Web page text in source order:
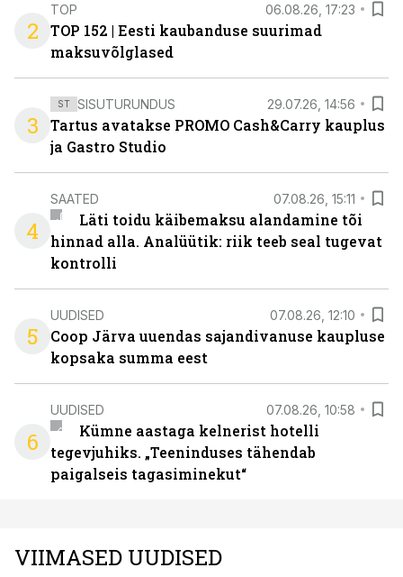
2
TOP 06.08.26, 17:23
TOP 152 | Eesti kaubanduse suurimad
maksuvõlglased
3
ST SISUTURUNDUS 29.07.26, 14:56
Tartus avatakse PROMO Cash&Carry kauplus
ja Gastro Studio
4
SAATED 07.08.26, 15:11
Läti toidu käibemaksu alandamine tõi
hinnad alla. Analüütik: riik teeb seal tugevat
kontrolli
5
UUDISED 07.08.26, 12:10
Coop Järva uuendas sajandivanuse kaupluse
kopsaka summa eest
6
UUDISED 07.08.26, 10:58
Kümne aastaga kelnerist hotelli
tegevjuhiks. „Teeninduses tähendab
paigalseis tagasiminekut“
VIIMASED UUDISED